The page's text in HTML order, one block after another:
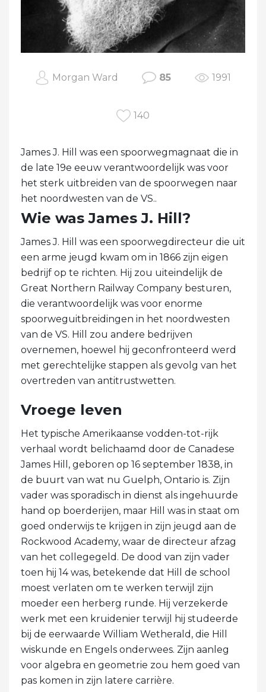
Morgan Ward 85 1991
140
James J. Hill was een spoorwegmagnaat die in
de late 19e eeuw verantwoordelijk was voor
het sterk uitbreiden van de spoorwegen naar
het noordwesten van de VS..
Wie was James J. Hill?
James J. Hill was een spoorwegdirecteur die uit
een arme jeugd kwam om in 1866 zijn eigen
bedrijf op te richten. Hij zou uiteindelijk de
Great Northern Railway Company besturen,
die verantwoordelijk was voor enorme
spoorweguitbreidingen in het noordwesten
van de VS. Hill zou andere bedrijven
overnemen, hoewel hij geconfronteerd werd
met gerechtelijke stappen als gevolg van het
overtreden van antitrustwetten.
Vroege leven
Het typische Amerikaanse vodden-tot-rijk
verhaal wordt belichaamd door de Canadese
James Hill, geboren op 16 september 1838, in
de buurt van wat nu Guelph, Ontario is. Zijn
vader was sporadisch in dienst als ingehuurde
hand op boerderijen, maar Hill was in staat om
goed onderwijs te krijgen in zijn jeugd aan de
Rockwood Academy, waar de directeur afzag
van het collegegeld. De dood van zijn vader
toen hij 14 was, betekende dat Hill de school
moest verlaten om te werken terwijl zijn
moeder een herberg runde. Hij verzekerde
werk met een kruidenier terwijl hij studeerde
bij de eerwaarde William Wetherald, die Hill
wiskunde en Engels onderwees. Zijn aanleg
voor algebra en geometrie zou hem goed van
pas komen in zijn latere carrière.